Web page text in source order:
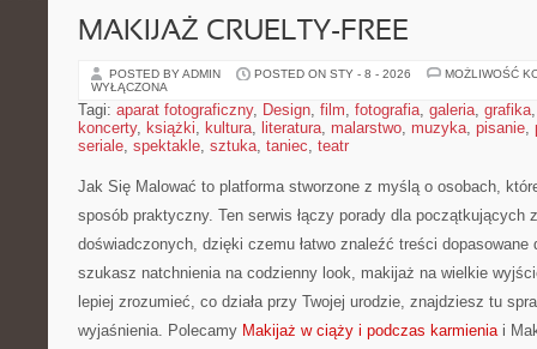
MAKIJAŻ CRUELTY-FREE
POSTED BY ADMIN POSTED ON STY - 8 - 2026
MOŻLIWOŚĆ
WYŁĄCZONA
Tagi: aparat fotograficzny, Design, film, fotografia, galeria, grafika
koncerty, książki, kultura, literatura, malarstwo, muzyka, pisanie,
seriale, spektakle, sztuka, taniec, teatr
Jak Się Malować to platforma stworzone z myślą o osobach,
sposób praktyczny. Ten serwis łączy porady dla początkujących
doświadczonych, dzięki czemu łatwo znaleźć treści
szukasz natchnienia na codzienny look, makijaż na wielkie
lepiej zrozumieć, co działa przy Twojej urodzie, znajdziesz tu
wyjaśnienia. Polecamy Makijaż w ciąży i podczas karmieniai